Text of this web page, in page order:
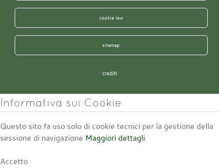
cookie law
sitemap
crediti
Informativa sui Cookie
Questo sito fa uso solo di cookie tecnici per la gestione della
sessione di navigazione Maggiori dettagli
Accetto